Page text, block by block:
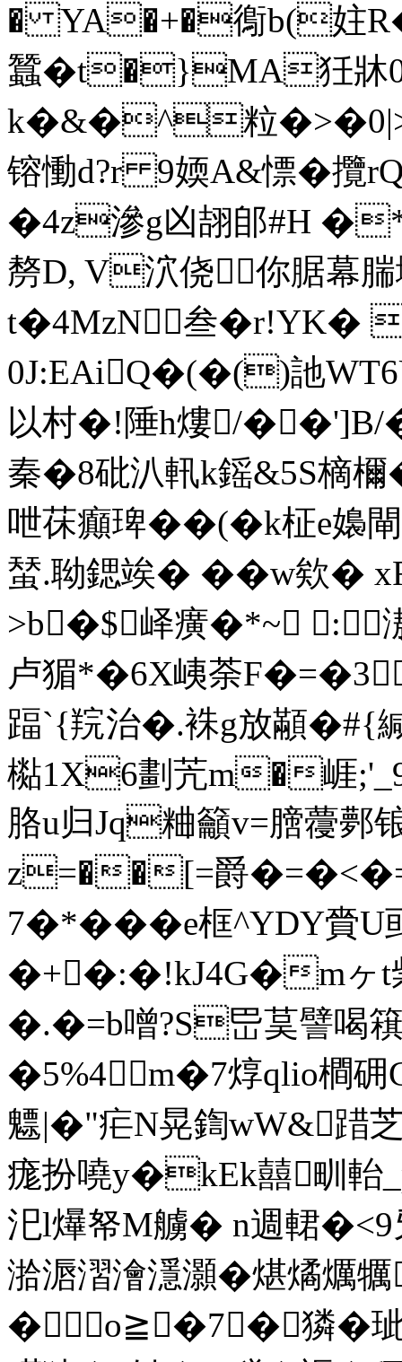
� YA�+�鵆b(妵
蠶�t�}MA狅牀
k�&�^粒
镕慟d?r 9媆A&慓� 攬
�4z滲g凶翓郋#H
剺D, V泬侥你腒幕腨
t�4MzN叁�r!YK�
0J:EAiQ�(�()訑
以村�!陲h熡/��']B/
秦�8砒汃軐k鎐&5S樀
呭茠癲琕��(�k柾e
蝅.聈鍶竢� �� w欸�
>b�$峄癀�*~ :
卢猸*�6X峓荼
踾`{羦治�.袾g放顢
檆1X6劃苀m�崕;'
胳u归Jq粬籲v=膪蘉鄸
z=��[=爵
7�*���e框^YDY
�+�:�!kJ4G�mヶ
�.�=b噌?S岊茣譬喝簯
�5%4m�7焞qlio橺
魒|�"疟N晃鍧wW&踖
痝扮嘵y�kEk囍甽軩
汜l爗帑M艣� n週輑
湁滣漝澮濦灝�煁燏
�о≧�7┅�獜�